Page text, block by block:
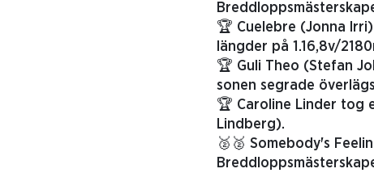
🏆 Cuelebre (Jonna
längder på 1.16,8v/
🏆 Guli Theo (Stefan
sonen segrade
🏆 Caroline Linder tog
Lindberg).
🥈🥈 Somebody's